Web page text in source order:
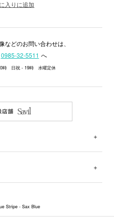
入りに追加
などのお問い合わせは、
0985-32-5511 へ
時 日祝 - 19時 水曜定休
Stripe - Sax Blue